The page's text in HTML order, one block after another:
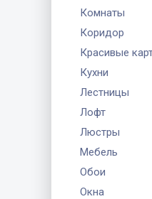
Комнаты
Коридор
Красивые
Кухни
Лестницы
Лофт
Люстры
Мебель
Обои
Окна